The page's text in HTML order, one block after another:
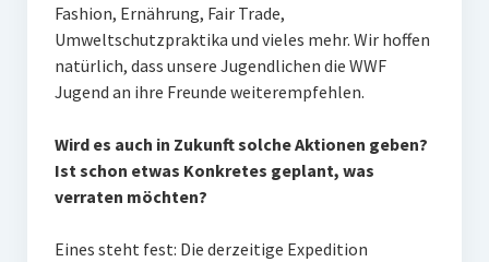
Fashion, Ernährung, Fair Trade,
Umweltschutzpraktika und vieles mehr. Wir hoffen
natürlich, dass unsere Jugendlichen die WWF
Jugend an ihre Freunde weiterempfehlen.
Wird es auch in Zukunft solche Aktionen geben?
Ist schon etwas Konkretes geplant, was
verraten möchten?
Eines steht fest: Die derzeitige Expedition